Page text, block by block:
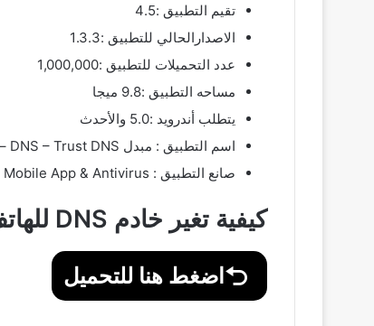
تقيم التطبيق :4.5
الاصدارالحالي للتطبيق :1.3.3
عدد التحميلات للتطبيق :1,000,000
مساحه التطبيق :9.8 ميجا
يتطلب أندرويد :5.0 والأحدث
اسم التطبيق : مبدل DNS – Trust DNS – سريع وآمن
صانع التطبيق : Surfshark VPN: Secure VPN Mobile App & Antivirus
كيفية تغير خادم DNS للهاتف بسهولة
اضغط هنا للتحميل